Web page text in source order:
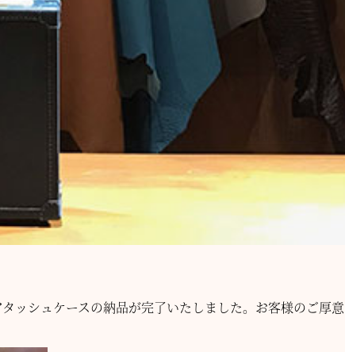
ッシュケースの納品が完了いたしました。お客様のご厚